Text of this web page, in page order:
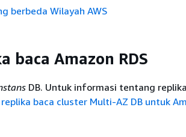
berbeda Wilayah AWS
baca Amazon RDS
DB. Untuk informasi tentang
baca cluster Multi-AZ DB untuk